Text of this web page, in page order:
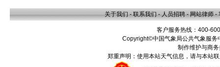
关于我们 - 联系我们 - 人员招聘 - 网站律师 -
客户服务热线：400-
Copyright©中国气象局公共气象服
制作维护与商
郑重声明：使用本站天气信息，请与本站